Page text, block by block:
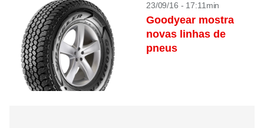
23/09/16 - 17:11min
Goodyear mostra
novas linhas de
pneus